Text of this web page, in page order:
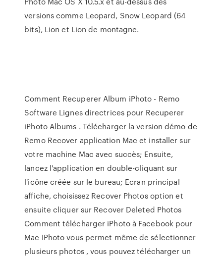
versions comme Leopard, Snow Leopard (64
bits), Lion et Lion de montagne.
Comment Recuperer Album iPhoto - Remo
Software Lignes directrices pour Recuperer
iPhoto Albums . Télécharger la version démo de
Remo Recover application Mac et installer sur
votre machine Mac avec succès; Ensuite,
lancez l'application en double-cliquant sur
l'icône créée sur le bureau; Ecran principal
affiche, choisissez Recover Photos option et
ensuite cliquer sur Recover Deleted Photos
Comment télécharger iPhoto à Facebook pour
Mac IPhoto vous permet même de sélectionner
plusieurs photos , vous pouvez télécharger un